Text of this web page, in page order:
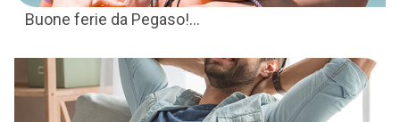
Buone ferie da Pegaso!...